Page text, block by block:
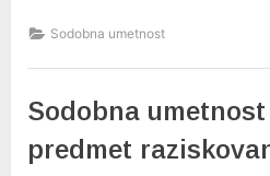
Sodobna umetnost
Sodobna
predmet